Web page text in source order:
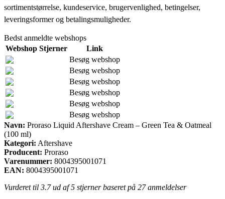
sortimentstørrelse, kundeservice, brugervenlighed, betingelser,
leveringsformer og betalingsmuligheder.
Bedst anmeldte webshops
Webshop Stjerner
Link
Besøg webshop
Besøg webshop
Besøg webshop
Besøg webshop
Besøg webshop
Besøg webshop
Navn: Proraso Liquid Aftershave Cream – Green Tea & Oatmeal
(100 ml)
Kategori: Aftershave
Producent: Proraso
Varenummer: 8004395001071
EAN: 8004395001071
Vurderet til 3.7ud af 5 stjerner baseret på 27anmeldelser